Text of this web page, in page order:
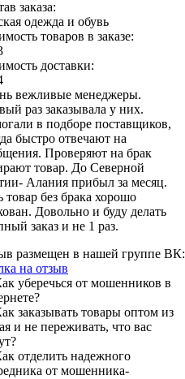
заказа:
одежда и обувь
товаров в заказе:
доставки:
вежливые менеджеры.
раз заказывала у них.
в подборе поставщиков,
быстро отвечают на
Проверяют на брак
товар. До Северной
Алания прибыл за месяц.
товар без брака хорошо
Довольно и буду делать
заказ и не 1 раз.
размещен в нашей группе ВК:
на отзыв
уберечься от мошенников в
заказывать товары оптом из
и не переживать, что вас
отделить надежного
от мошенника-